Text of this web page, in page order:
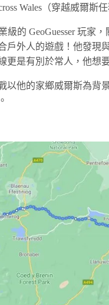
Wales（穿越威爾斯任
級的 GeoGuesser 玩家
戶外人的遊戲！他發現
更是有別於常人，他想
以他的家鄉威爾斯為背